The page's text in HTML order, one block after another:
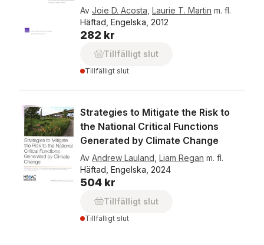
Av Joie D. Acosta Laurie T. Martin m. fl.
Häftad, Engelska, 2012
282 kr
Tillfälligt slut
Tillfälligt slut
Strategies to Mitigate the Risk to
the National Critical Functions
Generated by Climate Change
Av Andrew Lauland Liam Regan m. fl.
Häftad, Engelska, 2024
504 kr
Tillfälligt slut
Tillfälligt slut